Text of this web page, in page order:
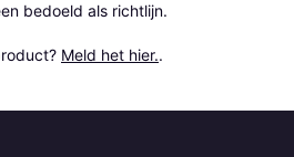
bedoeld als richtlijn.
Meld het hier..